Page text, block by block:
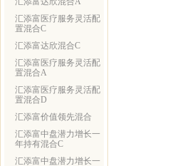
汇添富医疗服务灵活配
置混合C
汇添富达欣混合C
汇添富医疗服务灵活配
置混合A
汇添富医疗服务灵活配
置混合D
汇添富价值领先混合
汇添富中盘潜力增长一
年持有混合C
汇添富中盘潜力增长一